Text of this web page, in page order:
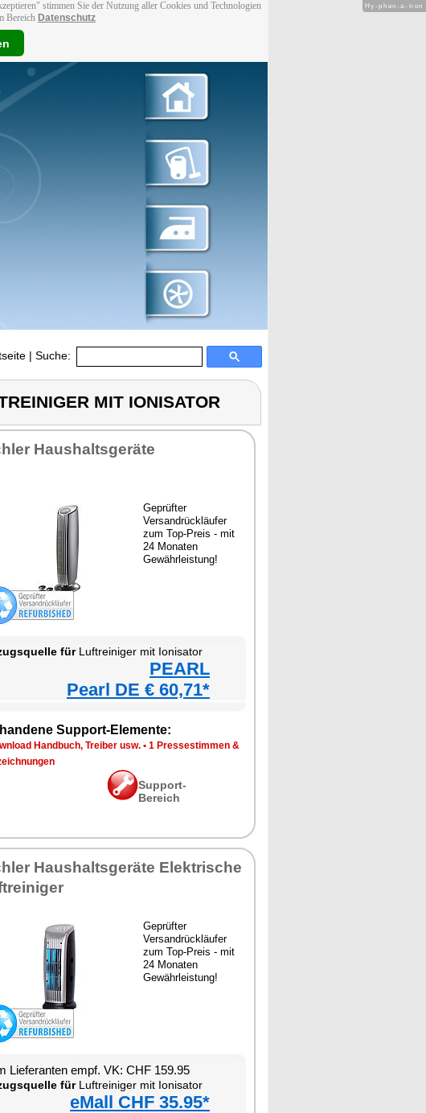
stimmen Sie der Nutzung aller Cookies und Technologien
Bereich Datenschutz
| Suche:
MIT IONISATOR
Haushaltsgeräte
Geprüfter
Versandrückläufer
zum Top-Preis - mit
24 Monaten
Gewährleistung!
fürLuftreiniger mit Ionisator
PEARL
Pearl DE € 60,71*
Support-Elemente:
Handbuch, Treiber usw. • 1 Pressestimmen &
Support-
Bereich
Haushaltsgeräte Elektrische
Geprüfter
Versandrückläufer
zum Top-Preis - mit
24 Monaten
Gewährleistung!
Lieferanten empf. VK: CHF 159.95
fürLuftreiniger mit Ionisator
eMall CHF 35.95*
Hy-phen-a-tion